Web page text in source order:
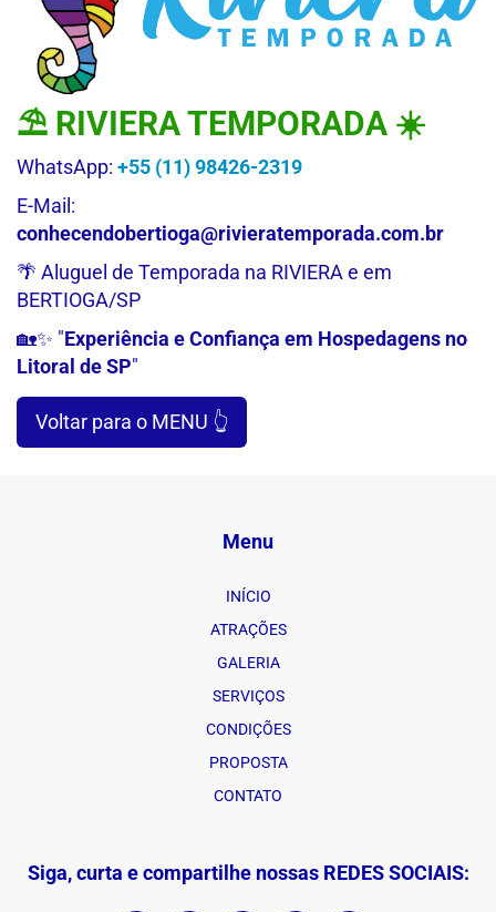
⛱ RIVIERA TEMPORADA ☀️
WhatsApp: +55 (11) 98426-2319
E-Mail:
conhecendobertioga@rivieratemporada.com.br
🌴 Aluguel de Temporada na RIVIERA e em
BERTIOGA/SP
🏡✨ "Experiência e Confiança em Hospedagens no
Litoral de SP"
Voltar para o MENU 👆
Menu
INÍCIO
ATRAÇÕES
GALERIA
SERVIÇOS
CONDIÇÕES
PROPOSTA
CONTATO
Siga, curta e compartilhe nossas REDES SOCIAIS: